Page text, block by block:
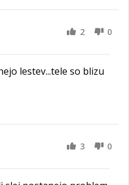
2 0
lestev...tele so blizu
3 0